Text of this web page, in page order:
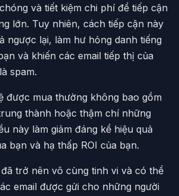
và tiết kiệm chi phí để tiếp cận
lớn. Tuy nhiên, cách tiếp cận này
ngược lại, làm hư hỏng danh tiếng
và khiến các email tiếp thị của
spam.
được mua thường không bao gồm
thành hoặc thậm chí những
này làm giảm đáng kể hiệu quả
bạn và hạ thấp ROI của bạn.
trở nên vô cùng tinh vi và có thể
email được gửi cho những người